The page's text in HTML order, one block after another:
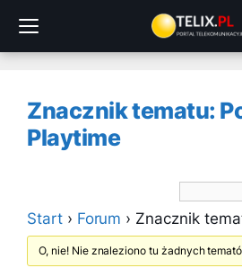
treści
Znacznik tematu:
Playtime
Start › Forum › Znacznik
O, nie! Nie znaleziono tu żadnych